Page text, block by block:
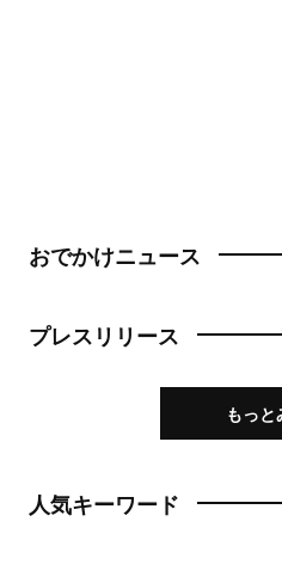
おでかけニュース
プレスリリース
もっと
人気キーワード